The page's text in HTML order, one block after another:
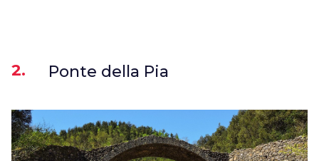
2. Ponte della Pia